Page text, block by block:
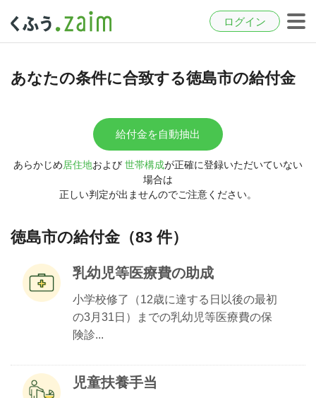
ログイン
あなたの条件に合致する徳島市の給付金
給付金を自動抽出
あらかじめ居住地および 世帯構成が正確に登録いただいていない
場合は
正しい判定が出ませんのでご注意ください。
徳島市の給付金（83 件）
乳幼児等医療費の助成
小学校修了（12歳に達する日以後の最初
の3月31日）までの乳幼児等医療費の保
険診...
児童扶養手当